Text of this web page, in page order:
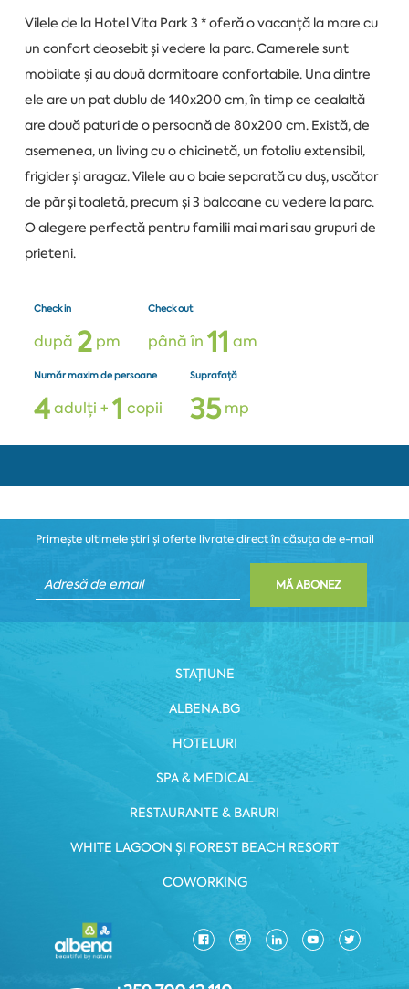
Vilele de la Hotel Vita Park 3 * oferă o vacanță la mare cu
un confort deosebit și vedere la parc. Camerele sunt
mobilate și au două dormitoare confortabile. Una dintre
ele are un pat dublu de 140x200 cm, în timp ce cealaltă
are două paturi de o persoană de 80x200 cm. Există, de
asemenea, un living cu o chicinetă, un fotoliu extensibil,
frigider și aragaz. Vilele au o baie separată cu duș, uscător
de păr și toaletă, precum și 3 balcoane cu vedere la parc.
O alegere perfectă pentru familii mai mari sau grupuri de
prieteni.
Check in
după 2pm
Check out
până în 11 am
Număr maxim de persoane
4adulți + 1 copii
Suprafață
35mp
Primește ultimele știri și oferte livrate direct în căsuța de e-mail
MĂ ABONEZ
STAȚIUNE
ALBENA.BG
HOTELURI
SPA & MEDICAL
RESTAURANTE & BARURI
WHITE LAGOON ȘI FOREST BEACH RESORT
COWORKING